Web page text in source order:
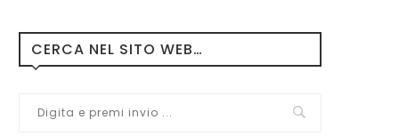
CERCA NEL SITO WEB…